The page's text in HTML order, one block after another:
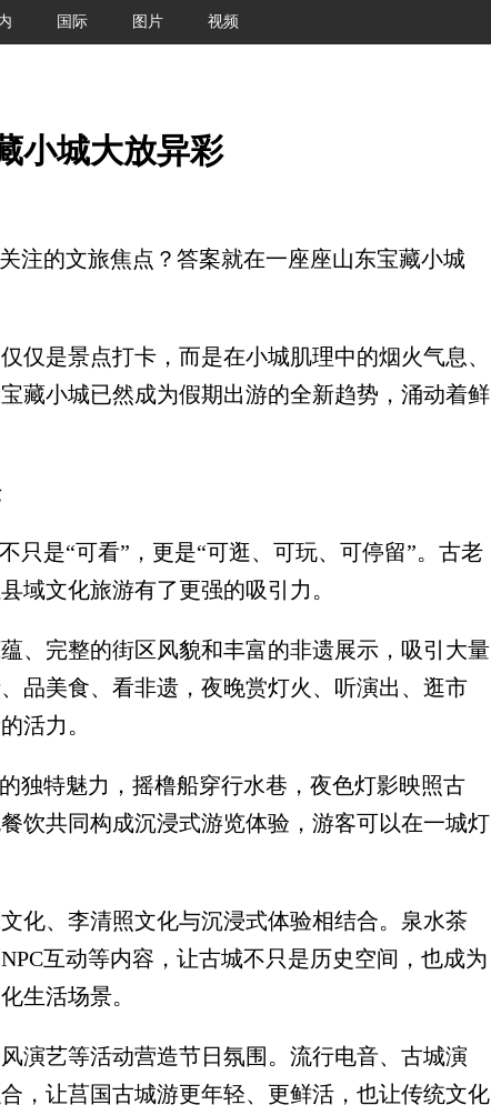
国际 图片 视频
小城大放异彩
的文旅焦点？答案就在一座座山东宝藏小城
是景点打卡，而是在小城肌理中的烟火气息、
藏小城已然成为假期出游的全新趋势，涌动着鲜
是“可看”，更是“可逛、可玩、可停留”。古老
域文化旅游有了更强的吸引力。
完整的街区风貌和丰富的非遗展示，吸引大量
品美食、看非遗，夜晚赏灯火、听演出、逛市
活力。
特魅力，摇橹船穿行水巷，夜色灯影映照古
饮共同构成沉浸式游览体验，游客可以在一城灯
、李清照文化与沉浸式体验相结合。泉水茶
互动等内容，让古城不只是历史空间，也成为
生活场景。
艺等活动营造节日氛围。流行电音、古城演
，让莒国古城游更年轻、更鲜活，也让传统文化